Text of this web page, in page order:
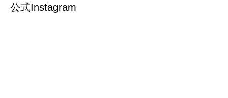
公式Instagram